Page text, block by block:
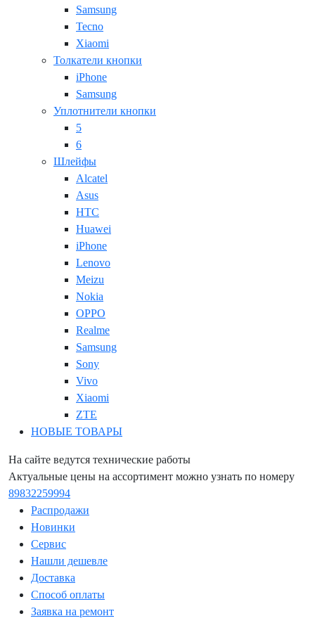
Samsung
Tecno
Xiaomi
Толкатели кнопки
iPhone
Samsung
Уплотнители кнопки
5
6
Шлейфы
Alcatel
Asus
HTC
Huawei
iPhone
Lenovo
Meizu
Nokia
OPPO
Realme
Samsung
Sony
Vivo
Xiaomi
ZTE
НОВЫЕ ТОВАРЫ
На сайте ведутся технические работы
Актуальные цены на ассортимент можно узнать по номеру
89832259994
Распродажи
Новинки
Сервис
Нашли дешевле
Доставка
Способ оплаты
Заявка на ремонт